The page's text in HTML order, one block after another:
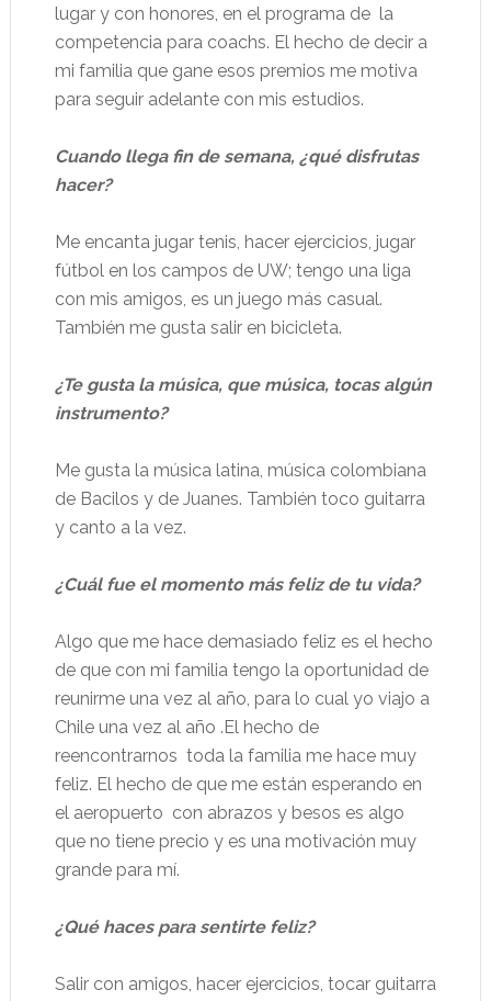
lugar y con honores, en el programa de la
competencia para coachs. El hecho de decir a
mi familia que gane esos premios me motiva
para seguir adelante con mis estudios.
Cuando llega fin de semana, ¿qué disfrutas
hacer?
Me encanta jugar tenis, hacer ejercicios, jugar
fútbol en los campos de UW; tengo una liga
con mis amigos, es un juego más casual.
También me gusta salir en bicicleta.
¿Te gusta la música, que música, tocas algún
instrumento?
Me gusta la música latina, música colombiana
de Bacilos y de Juanes. También toco guitarra
y canto a la vez.
¿Cuál fue el momento más feliz de tu vida?
Algo que me hace demasiado feliz es el hecho
de que con mi familia tengo la oportunidad de
reunirme una vez al año, para lo cual yo viajo a
Chile una vez al año .El hecho de
reencontrarnos toda la familia me hace muy
feliz. El hecho de que me están esperando en
el aeropuerto con abrazos y besos es algo
que no tiene precio y es una motivación muy
grande para mí.
¿Qué haces para sentirte feliz?
Salir con amigos, hacer ejercicios, tocar guitarra